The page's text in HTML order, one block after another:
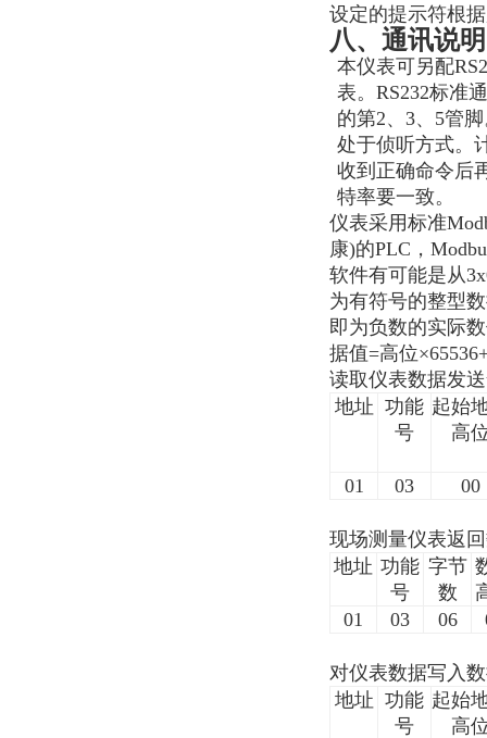
设定的提示符根
八、通讯说明
本仪表可另配
表。 RS232标准
的第2、3、5管
处于侦听方式。
收到正确命令后
特率要一致。
仪表采用标准
康)的PLC，
软件有可能是从
为有符号的整型
即为负数的实际
据值=高位
读取仪表数据发
地址 功能
号
起始
高
01 03 00
现场测量仪表返
地址 功能
号
字节
数
01
03 06
对仪表数据写入
地址 功能
号
起始
高